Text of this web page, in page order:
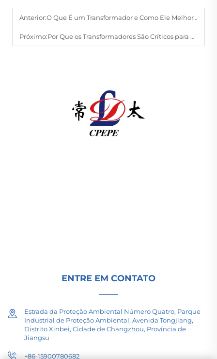
Anterior:O Que É um Transformador e Como Ele Melhora a Eficiência do Sistema Elétrico?
Próximo:Por Que os Transformadores São Críticos para os Sistemas Industriais de Distribuição de Energia?
ENTRE EM CONTATO
Estrada da Proteção Ambiental Número Quatro, Parque
Industrial de Proteção Ambiental, Avenida Tongjiang,
Distrito Xinbei, Cidade de Changzhou, Província de
Jiangsu
+86-15900780682